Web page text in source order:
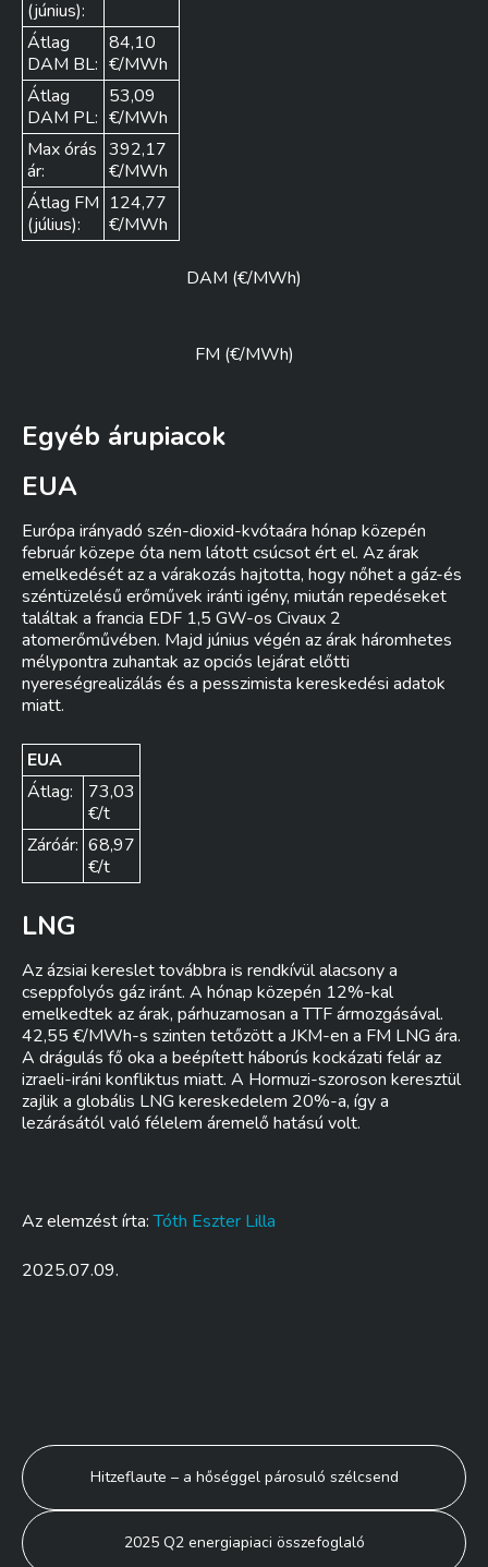
(június):
Átlag
DAM BL:
84,10
€/MWh
Átlag
DAM PL:
53,09
€/MWh
Max órás
ár:
392,17
€/MWh
Átlag FM
(július):
124,77
€/MWh
DAM (€/MWh)
FM (€/MWh)
Egyéb árupiacok
EUA
Európa irányadó szén-dioxid-kvótaára hónap közepén
február közepe óta nem látott csúcsot ért el. Az árak
emelkedését az a várakozás hajtotta, hogy nőhet a gáz-és
széntüzelésű erőművek iránti igény, miután repedéseket
találtak a francia EDF 1,5 GW-os Civaux 2
atomerőművében. Majd június végén az árak háromhetes
mélypontra zuhantak az opciós lejárat előtti
nyereségrealizálás és a pesszimista kereskedési adatok
miatt.
EUA
Átlag:
73,03
€/t
Záróár: 68,97
€/t
LNG
Az ázsiai kereslet továbbra is rendkívül alacsony a
cseppfolyós gáz iránt. A hónap közepén 12%-kal
emelkedtek az árak, párhuzamosan a TTF ármozgásával.
42,55 €/MWh-s szinten tetőzött a JKM-en a FM LNG ára.
A drágulás fő oka a beépített háborús kockázati felár az
izraeli-iráni konfliktus miatt. A Hormuzi-szoroson keresztül
zajlik a globális LNG kereskedelem 20%-a, így a
lezárásától való félelem áremelő hatású volt.
Az elemzést írta:Tóth Eszter Lilla
2025.07.09.
Bejegyzés
navigáció
Hitzeflaute – a hőséggel párosuló szélcsend
2025 Q2 energiapiaci összefoglaló